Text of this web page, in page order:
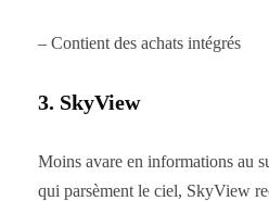
– Contient des achats intégrés
3. SkyView
Moins avare en informations au
qui parsèment le ciel, SkyView